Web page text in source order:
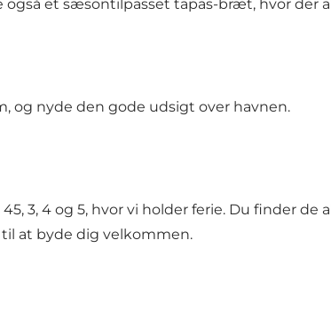
et sæsontilpasset tapas-bræt, hvor der
og nyde den gode udsigt over havnen.
3, 4 og 5, hvor vi holder ferie. Du finder
at byde dig velkommen.